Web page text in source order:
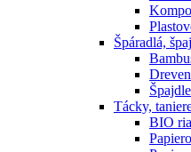
Špáradlá,
Špajdle
Tácky,
BIO